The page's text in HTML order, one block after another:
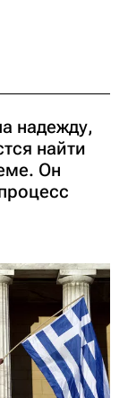
надежду,
найти
Он